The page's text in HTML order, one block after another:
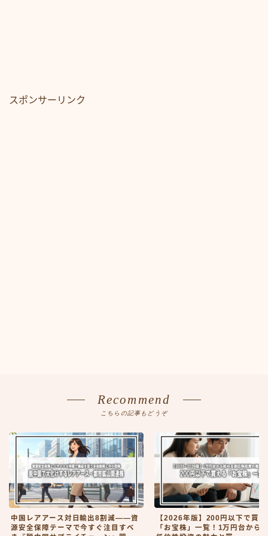
スポンサーリンク
Recommend
こちらの記事もどうぞ
中国レアアース対日輸出8割減――資
源安全保障テーマで今すぐ注目すべ
【2026年版】200円以下で買え
「お宝株」一覧！1万円台から